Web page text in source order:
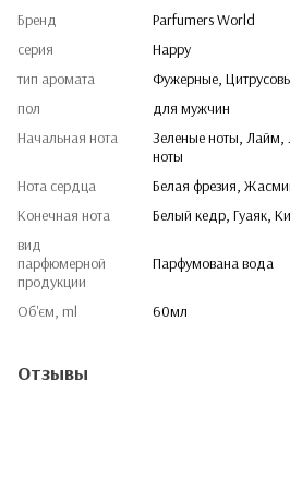
Бренд
Parfumers World
серия
Happy
тип аромата
Фужерные,
пол
для мужчин
Начальная нота
Зеленые ноты,
ноты
Нота сердца
Белая фрезия,
Конечная нота
Белый кедр, Гуаяк,
вид
парфюмерной
продукции
Парфумована вода
Об'єм, ml 60мл
Отзывы